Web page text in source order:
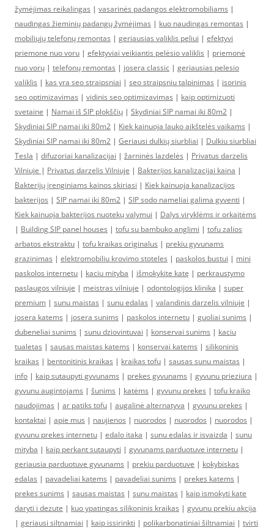
žymėjimas reikalingas | vasarinės padangos elektromobiliams |
naudingas žieminių padangų žymėjimas | kuo naudingas remontas |
mobiliųjų telefonų remontas | geriausias valiklis peliui | efektyvi
priemone nuo voru | efektyviai veikiantis pelėsio valiklis | priemonė
nuo vorų | telefonų remontas | josera classic | geriausias pelesio
valiklis | kas yra seo straipsniai | seo straipsniu talpinimas | isorinis
seo optimizavimas | vidinis seo optimizavimas | kaip optimizuoti
svetaine | Namai iš SIP plokščių | Skydiniai SIP namai iki 80m2 |
Skydiniai SIP namai iki 80m2 | Kiek kainuoja lauko aikštelės vaikams |
Skydiniai SIP namai iki 80m2 | Geriausi dulkių siurbliai | Dulkiu siurbliai
Tesla | difuzoriai kanalizacijai | žarninės lazdelės | Privatus darzelis
Vilniuje | Privatus darzelis Vilniuje | Bakterijos kanalizacijai kaina |
Bakterijų įrenginiams kainos skiriasi | Kiek kainuoja kanalizacijos
bakterijos | SIP namai iki 80m2 | SIP sodo nameliai galima gyventi |
Kiek kainuoja bakterijos nuotekų valymui | Dalys viryklėms ir orkaitėms
| Building SIP panel houses | tofu su bambuko anglimi | tofu zalios
arbatos ekstraktu | tofu kraikas originalus | prekiu gyvunams
grazinimas | elektromobiliu krovimo stoteles | paskolos bustui | mini
paskolos internetu | kaciu mityba | išmokykite katę | perkraustymo
paslaugos vilniuje | meistras vilniuje | odontologijos klinika | super
premium | sunu maistas | sunu edalas | valandinis darzelis vilniuje |
josera katems | josera sunims | paskolos internetu | guoliai sunims |
dubeneliai sunims | sunu dziovintuvai | konservai sunims | kaciu
tualetas | sausas maistas katems | konservai katems | silikoninis
kraikas | bentonitinis kraikas | kraikas tofu | sausas sunu maistas |
info | kaip sutaupyti gyvunams | prekes gyvunams | gyvunu prieziura |
gyvunu augintojams | šunims | katėms | gyvunu prekes | tofu kraiko
naudojimas | ar patiks tofu | augalinė alternatyva | gyvunu prekes |
kontaktai | apie mus | naujienos | nuorodos | nuorodos | nuorodos |
gyvunu prekes internetu | edalo itaka | sunu edalas ir isvaizda | sunu
mityba | kaip perkant sutaupyti | gyvunams parduotuve internetu |
geriausia parduotuve gyvunams | prekiu parduotuve | kokybiskas
edalas | pavadeliai katems | pavadeliai sunims | prekes katems |
prekes sunims | sausas maistas | sunu maistas | kaip ismokyti kate
daryti i dezute | kuo ypatingas silikoninis kraikas | gyvunu prekiu akcija
| geriausi siltnamiai | kaip issirinkti | polikarbonatiniai šiltnamiai | tvirti